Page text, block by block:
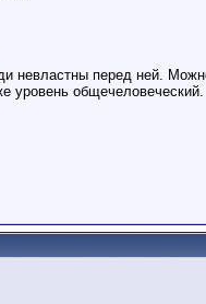
невластны перед ней.
уровень общечеловеческий.